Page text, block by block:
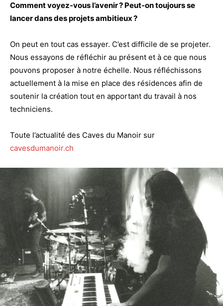
Comment voyez-vous l’avenir ? Peut-on toujours se
lancer dans des projets ambitieux ?
On peut en tout cas essayer. C’est difficile de se projeter.
Nous essayons de réfléchir au présent et à ce que nous
pouvons proposer à notre échelle. Nous réfléchissons
actuellement à la mise en place des résidences afin de
soutenir la création tout en apportant du travail à nos
techniciens.
Toute l’actualité des Caves du Manoir sur
cavesdumanoir.ch